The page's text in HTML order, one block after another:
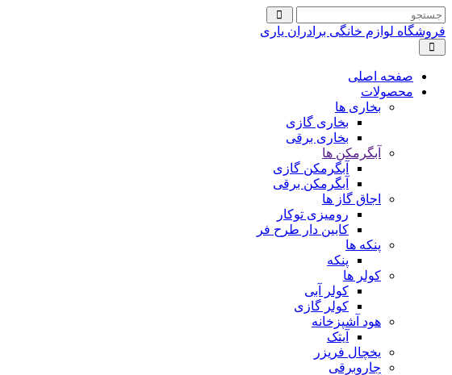
فروشگاه لوازم خانگی برادران یاری
صفحه اصلی
محصولات
بخاری ها
بخاری گازی
بخاری برقی
آبگرمکن ها
آبگرمکن گازی
آبگرمکن برقی
اجاق گاز ها
رومیزی توکار
کابین دار طرح فر
پنکه ها
پنکه
کولر ها
کولر آبی
کولر گازی
هود آشپزخانه
آیتک
یخچال فریزر
جاروبرقی